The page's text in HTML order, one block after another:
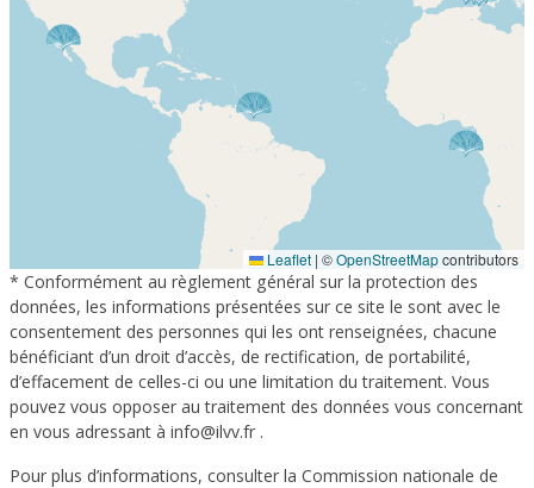
Leaflet | ©OpenStreetMapcontributors
* Conformément au règlement général sur la protection des
données, les informations présentées sur ce site le sont avec le
consentement des personnes qui les ont renseignées, chacune
bénéficiant d’un droit d’accès, de rectification, de portabilité,
d’effacement de celles-ci ou une limitation du traitement. Vous
pouvez vous opposer au traitement des données vous concernant
en vous adressant à info@ilvv.fr .
Pour plus d’informations, consulter la Commission nationale de